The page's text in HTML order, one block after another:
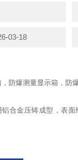
03-18
防爆测量显示箱，防
合金压铸成型，表